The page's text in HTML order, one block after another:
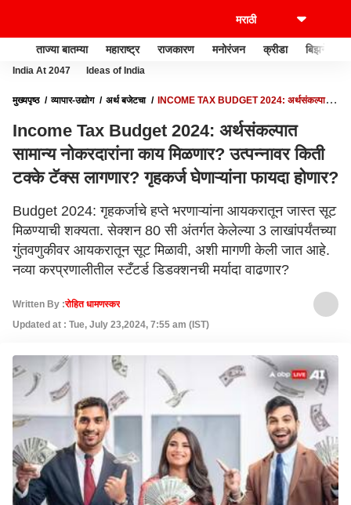
ताज्या बातम्या महाराष्ट्र राजकारण मनोरंजन क्रीडा बिझनेस
India At 2047 Ideas of India
मुख्यपृष्ठ व्यापार-उद्योग अर्थ बजेटचा
INCOME TAX BUDGET 2024: अर्थसंकल्पात
होणार?
Income Tax Budget 2024: अर्थसंकल्पात
सामान्य नोकरदारांना काय मिळणार? उत्पन्नावर किती
टक्के टॅक्स लागणार? गृहकर्ज घेणाऱ्यांना फायदा होणार?
Budget 2024: गृहकर्जाचे हप्ते भरणाऱ्यांना आयकरातून जास्त सूट
मिळण्याची शक्यता. सेक्शन 80 सी अंतर्गत केलेल्या 3 लाखांपर्यंतच्या
गुंतवणुकीवर आयकरातून सूट मिळावी, अशी मागणी केली जात आहे.
नव्या करप्रणालीतील स्टँटर्ड डिडक्शनची मर्यादा वाढणार?
Written By :रोहित धामणस्कर
Updated at : Tue, July 23,2024, 7:55 am (IST)